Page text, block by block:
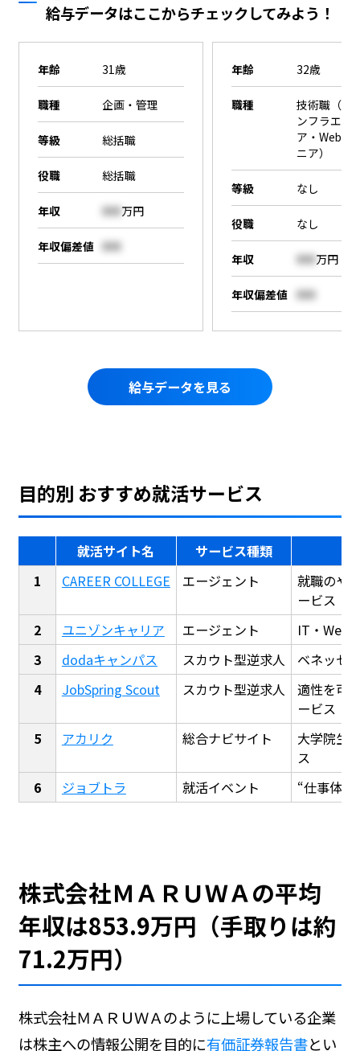
給与データはここからチェックしてみよう！
年齢 31歳
職種 企画・管理
等級 総括職
役職 総括職
年収 000万円
年収偏差値 000
年齢 32歳
職種
技術職（SE
ンフラエン
ア・Webエ
ニア）
等級 なし
役職 なし
年収 000万円
年収偏差値 000
給与データを見る
目的別 おすすめ就活サービス
就活サイト名
サービス種類
CAREER COLLEGE
エージェント
就職のや
ービス
ユニゾンキャリア
エージェント
IT・Web
dodaキャンパス
スカウト型逆求人
ベネッセ
JobSpring Scout
スカウト型逆求人
適性を可
ービス
アカリク
総合ナビサイト
大学院生
ス
ジョブトラ
就活イベント “仕事体
株式会社ＭＡＲＵＷＡの平均
年収は853.9万円（手取りは約
71.2万円）
株式会社ＭＡＲＵＷＡのように上場している企業
は株主への情報公開を目的に有価証券報告書とい